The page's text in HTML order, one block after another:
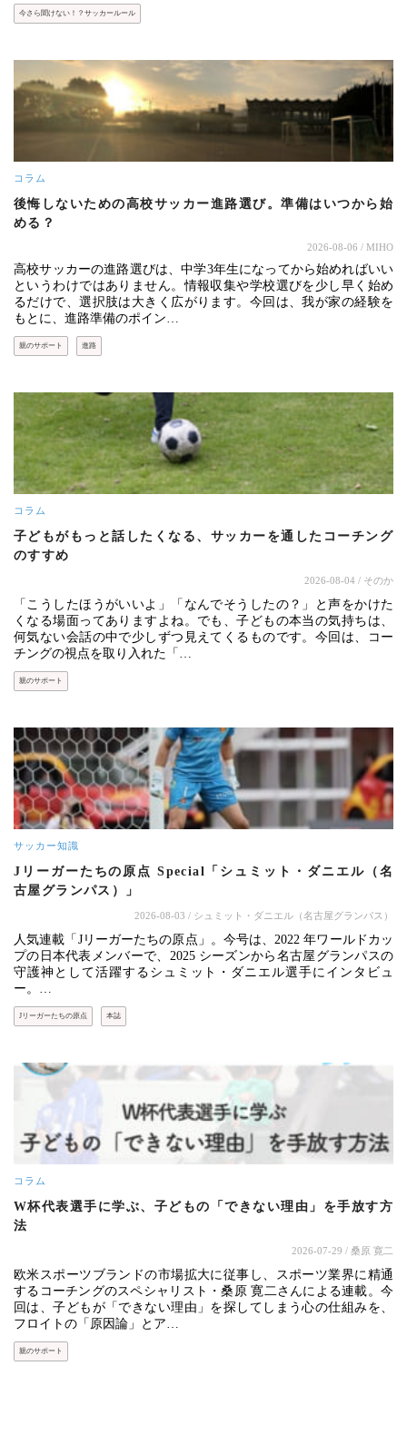
今さら聞けない！？サッカールール
コラム
後悔しないための高校サッカー進路選び。準備はいつから始
める？
2026-08-06 / MIHO
高校サッカーの進路選びは、中学3年生になってから始めればいい
というわけではありません。情報収集や学校選びを少し早く始め
るだけで、選択肢は大きく広がります。今回は、我が家の経験を
もとに、進路準備のポイン…
親のサポート 進路
コラム
子どもがもっと話したくなる、サッカーを通したコーチング
のすすめ
2026-08-04 / そのか
「こうしたほうがいいよ」「なんでそうしたの？」と声をかけた
くなる場面ってありますよね。でも、子どもの本当の気持ちは、
何気ない会話の中で少しずつ見えてくるものです。今回は、コー
チングの視点を取り入れた「…
親のサポート
サッカー知識
Jリーガーたちの原点 Special「シュミット・ダニエル（名
古屋グランパス）」
2026-08-03 / シュミット・ダニエル（名古屋グランパス）
人気連載「Jリーガーたちの原点」。今号は、2022 年ワールドカッ
プの日本代表メンバーで、2025 シーズンから名古屋グランパスの
守護神として活躍するシュミット・ダニエル選手にインタビュ
ー。…
Jリーガーたちの原点 本誌
コラム
W杯代表選手に学ぶ、子どもの「できない理由」を手放す方
法
2026-07-29 / 桑原 寛二
欧米スポーツブランドの市場拡大に従事し、スポーツ業界に精通
するコーチングのスペシャリスト・桑原 寛二さんによる連載。今
回は、子どもが「できない理由」を探してしまう心の仕組みを、
フロイトの「原因論」とア…
親のサポート